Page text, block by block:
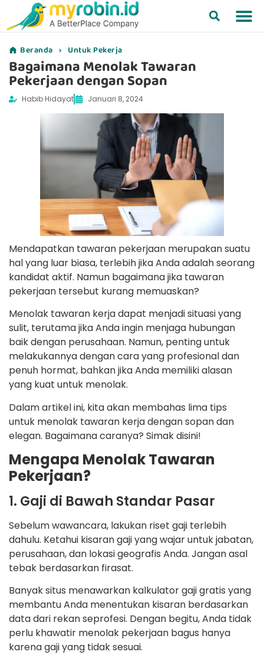
Beranda › Untuk Pekerja
Bagaimana Menolak Tawaran
Pekerjaan dengan Sopan
Habib Hidayat Januari 8, 2024
Mendapatkan tawaran pekerjaan merupakan suatu
hal yang luar biasa, terlebih jika Anda adalah seorang
kandidat aktif. Namun bagaimana jika tawaran
pekerjaan tersebut kurang memuaskan?
Menolak tawaran kerja dapat menjadi situasi yang
sulit, terutama jika Anda ingin menjaga hubungan
baik dengan perusahaan. Namun, penting untuk
melakukannya dengan cara yang profesional dan
penuh hormat, bahkan jika Anda memiliki alasan
yang kuat untuk menolak.
Dalam artikel ini, kita akan membahas lima tips
untuk menolak tawaran kerja dengan sopan dan
elegan. Bagaimana caranya? Simak disini!
Mengapa Menolak Tawaran
Pekerjaan?
1. Gaji di Bawah Standar Pasar
Sebelum wawancara, lakukan riset gaji terlebih
dahulu. Ketahui kisaran gaji yang wajar untuk jabatan,
perusahaan, dan lokasi geografis Anda. Jangan asal
tebak berdasarkan firasat.
Banyak situs menawarkan kalkulator gaji gratis yang
membantu Anda menentukan kisaran berdasarkan
data dari rekan seprofesi. Dengan begitu, Anda tidak
perlu khawatir menolak pekerjaan bagus hanya
karena gaji yang tidak sesuai.